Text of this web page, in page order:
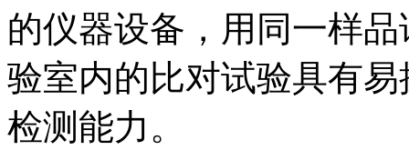
的仪器设备，用同一样
验室内的比对试验具有
检测能力。